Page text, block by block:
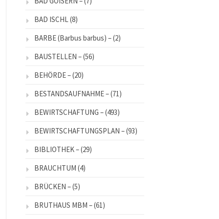
BAD ISCHL(8)
BARBE (Barbus barbus) –(2)
BAUSTELLEN –(56)
BEHÖRDE –(20)
BESTANDSAUFNAHME –(71)
BEWIRTSCHAFTUNG –(493)
BEWIRTSCHAFTUNGSPLAN –(93)
BIBLIOTHEK –(29)
BRAUCHTUM (4)
BRÜCKEN –(5)
BRUTHAUS MBM –(61)